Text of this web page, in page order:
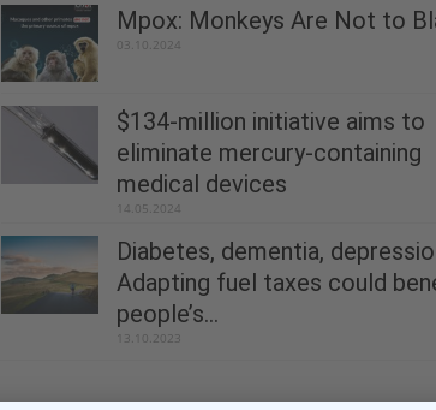
Mpox: Monkeys Are Not to
03.10.2024
$134-million initiative aims to
eliminate mercury-containing
medical devices
14.05.2024
Diabetes, dementia,
Adapting fuel taxes could
people’s...
13.10.2023